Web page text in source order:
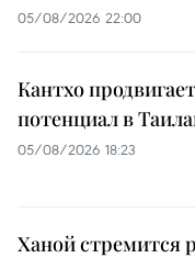
05/08/2026 22:00
Кантхо
потенциал в
05/08/2026 18:23
Ханой стремится